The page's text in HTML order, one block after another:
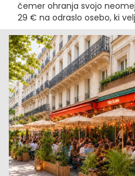
čemer ohranja svojo
29 € na odraslo osebo, ki